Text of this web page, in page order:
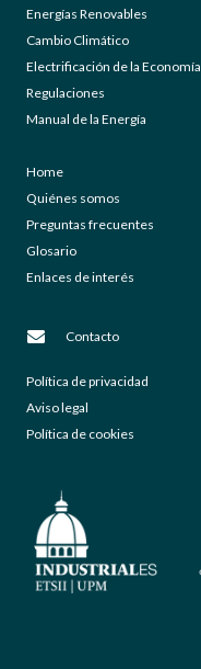
Energías Renovables
Cambio Climático
Electrificación de la Economía
Regulaciones
Manual de la Energía
Home
Quiénes somos
Preguntas frecuentes
Glosario
Enlaces de interés
Contacto
Política de privacidad
Aviso legal
Política de cookies